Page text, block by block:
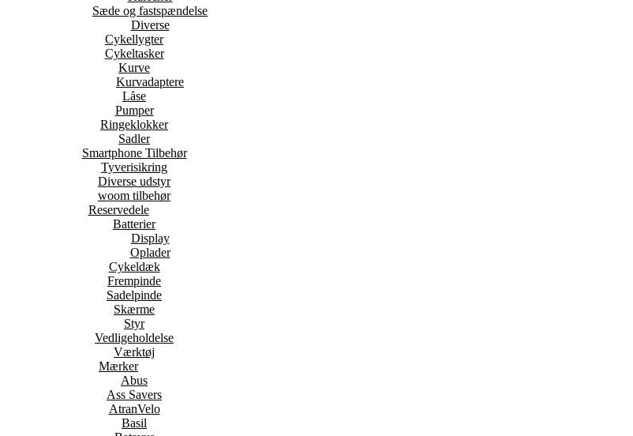
Sæde og fastspændelse
Diverse
Cykellygter
Cykeltasker
Kurve
Kurvadaptere
Låse
Pumper
Ringeklokker
Sadler
Smartphone Tilbehør
Tyverisikring
Diverse udstyr
woom tilbehør
Reservedele
Batterier
Display
Oplader
Cykeldæk
Frempinde
Sadelpinde
Skærme
Styr
Vedligeholdelse
Værktøj
Mærker
Abus
Ass Savers
AtranVelo
Basil